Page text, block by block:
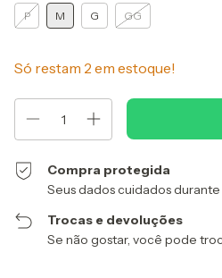
P M G GG
Só restam 2 em estoque!
Compra protegida
Seus dados cuidados
Trocas e devoluções
Se não gostar, você pode